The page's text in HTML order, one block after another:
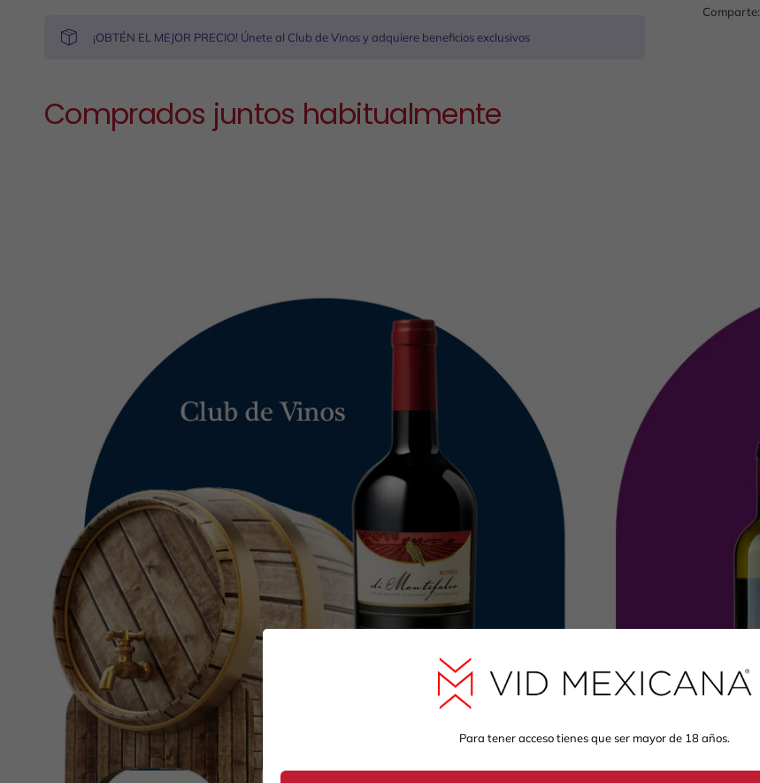
¡OBTÉN EL MEJOR PRECIO! Únete al Club de Vinos y adquiere beneficios exclusivos
Comparte:
Comprados juntos habitualmente
Para tener acceso tienes que ser mayor de 18 años.